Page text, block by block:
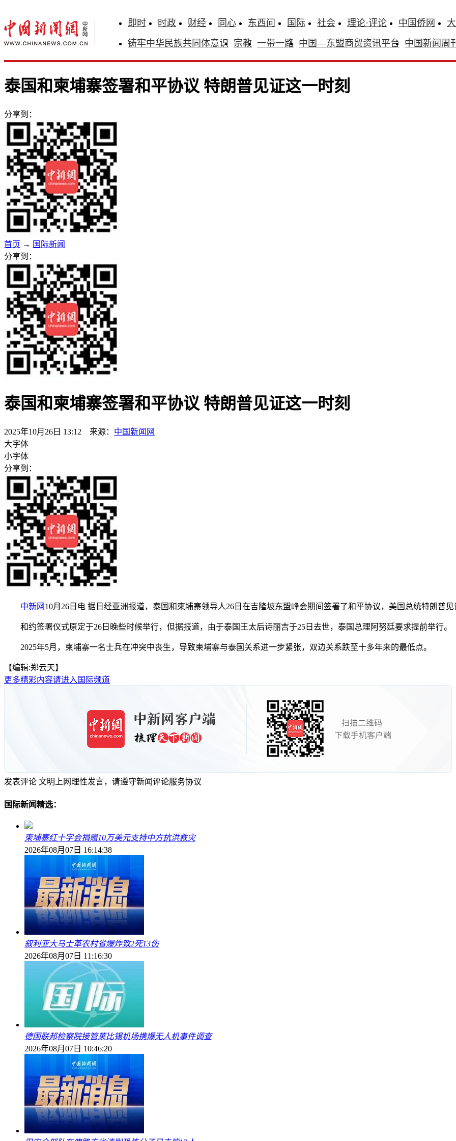
即时 时政 财经 同心 东西问 国际 社会 理论·评论 中国侨网
铸牢中华民族共同体意识 宗教 一带一路 中国—东盟商贸资讯平台 中国新闻周
泰国和柬埔寨签署和平协议 特朗普见证这一时刻
分享到：
首页 → 国际新闻
分享到：
泰国和柬埔寨签署和平协议 特朗普见证这一时刻
2025年10月26日 13:12 来源： 中国新闻网
大字体
小字体
分享到：
中新网 10月26日电 据日经亚洲报道，泰国和柬埔寨领导人26日在吉隆坡东盟峰会期间签署了和平协议，美国总统特朗普见
和约签署仪式原定于26日晚些时候举行，但据报道，由于泰国王太后诗丽吉于25日去世，泰国总理阿努廷要求提前举行。
2025年5月，柬埔寨一名士兵在冲突中丧生，导致柬埔寨与泰国关系进一步紧张，双边关系跌至十多年来的最低点。
【编辑:郑云天】
更多精彩内容请进入国际频道
发表评论 文明上网理性发言，请遵守新闻评论服务协议
国际新闻精选：
柬埔寨红十字会捐赠10万美元支持中方抗洪救灾
2026年08月07日 16:14:38
叙利亚大马士革农村省爆炸致2死13伤
2026年08月07日 11:16:30
德国联邦检察院接管莱比锡机场携爆无人机事件调查
2026年08月07日 10:46:20